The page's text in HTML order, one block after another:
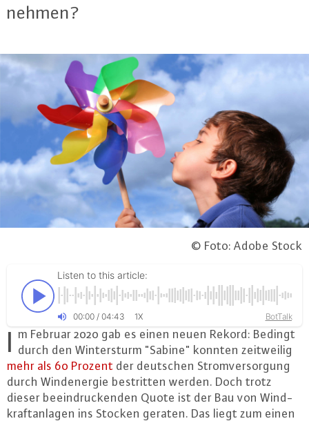
neh­men?
© Foto: Adobe Stock
Listen to this article:
00:00/ 04:43 1X BotTalk
I m Februar 2020 gab es einen neuen Rekord: Bedingt
durch den Win­ter­sturm "Sabine" konnten zeit­wei­lig
mehr als 60 Prozent der deutschen Strom­ver­sor­gung
durch Wind­ener­gie be­strit­ten werden. Doch trotz
dieser be­ein­dru­cken­den Quote ist der Bau von Wind­
kraft­an­la­gen ins Stocken geraten. Das liegt zum einen